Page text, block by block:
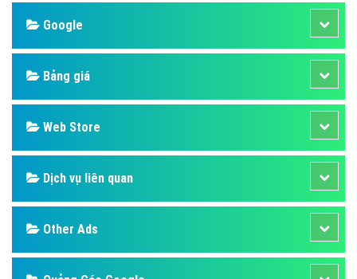
Google
Bảng giá
Web Store
Dịch vụ liên quan
Other Ads